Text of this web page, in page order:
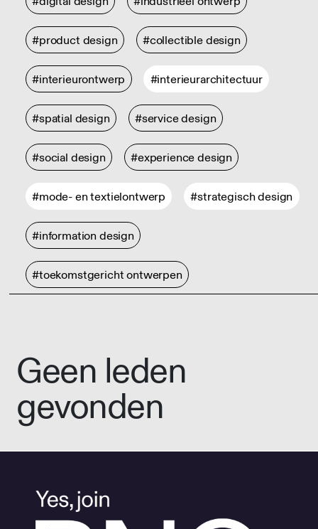
#product design #collectible design
#interieurontwerp #interieurarchitectuur
#spatial design #service design
#social design #experience design
#mode- en textielontwerp #strategisch design
#information design
#toekomstgericht ontwerpen
Geen leden
gevonden